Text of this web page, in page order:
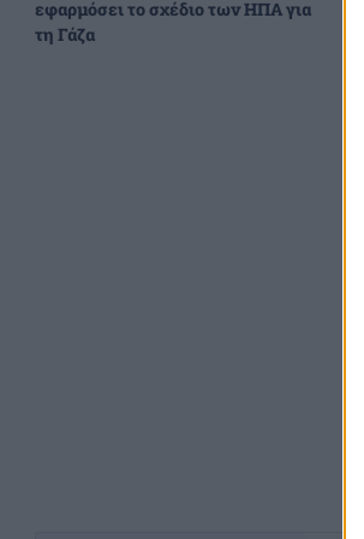
εφαρμόσει το σχέδιο των ΗΠΑ για
τη Γάζα